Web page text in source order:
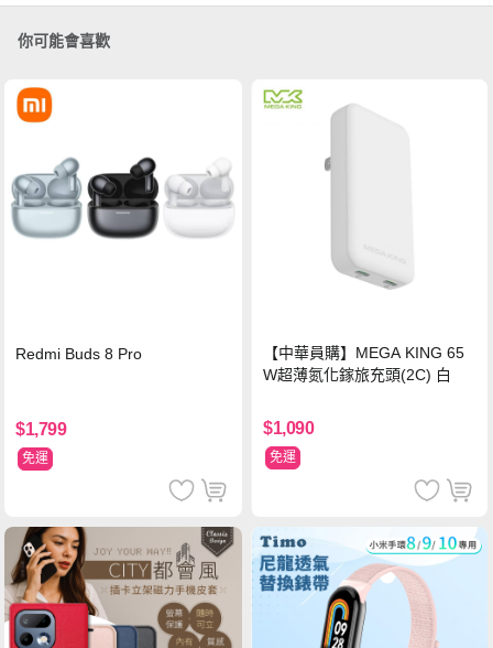
你可能會喜歡
Redmi Buds 8 Pro
$1,799
免運
【中華員購】MEGA KING 65
W超薄氮化鎵旅充頭(2C) 白
$1,090
免運